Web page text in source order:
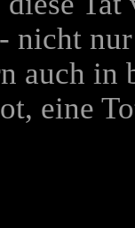
nicht
auch in
eine